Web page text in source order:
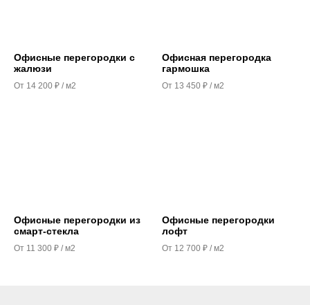
Офисные перегородки с
жалюзи
От 14 200 ₽ / м2
Офисная перегородка
гармошка
От 13 450 ₽ / м2
Офисные перегородки из
смарт-стекла
От 11 300 ₽ / м2
Офисные перегородки
лофт
От 12 700 ₽ / м2